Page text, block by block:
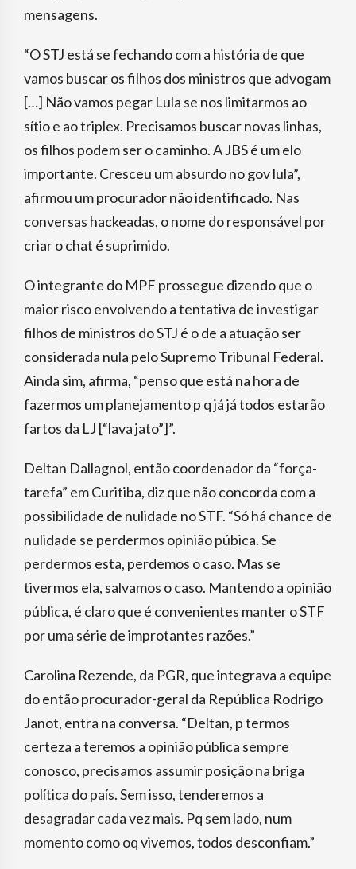
mensagens.
“O STJ está se fechando com a história de que
vamos buscar os filhos dos ministros que advogam
[…] Não vamos pegar Lula se nos limitarmos ao
sítio e ao triplex. Precisamos buscar novas linhas,
os filhos podem ser o caminho. A JBS é um elo
importante. Cresceu um absurdo no gov lula”,
afirmou um procurador não identificado. Nas
conversas hackeadas, o nome do responsável por
criar o chat é suprimido.
O integrante do MPF prossegue dizendo que o
maior risco envolvendo a tentativa de investigar
filhos de ministros do STJ é o de a atuação ser
considerada nula pelo Supremo Tribunal Federal.
Ainda sim, afirma, “penso que está na hora de
fazermos um planejamento p q já já todos estarão
fartos da LJ [“lava jato”]”.
Deltan Dallagnol, então coordenador da “força-
tarefa” em Curitiba, diz que não concorda com a
possibilidade de nulidade no STF. “Só há chance de
nulidade se perdermos opinião púbica. Se
perdermos esta, perdemos o caso. Mas se
tivermos ela, salvamos o caso. Mantendo a opinião
pública, é claro que é convenientes manter o STF
por uma série de improtantes razões.”
Carolina Rezende, da PGR, que integrava a equipe
do então procurador-geral da República Rodrigo
Janot, entra na conversa. “Deltan, p termos
certeza a teremos a opinião pública sempre
conosco, precisamos assumir posição na briga
política do país. Sem isso, tenderemos a
desagradar cada vez mais. Pq sem lado, num
momento como oq vivemos, todos desconfiam.”